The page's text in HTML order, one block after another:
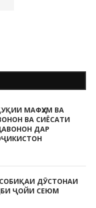
МАФҲУМ ВА
ВА СИЁСАТИ
ДАР
ДӮСТОНАИ
ҶОЙИ СЕЮМ